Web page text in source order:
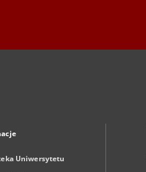
Uniwersytetu